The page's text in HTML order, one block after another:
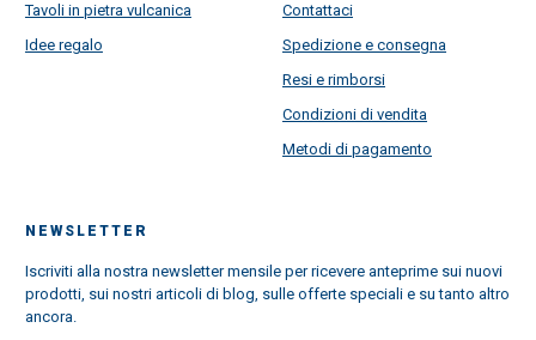
Tavoli in pietra vulcanica
Idee regalo
Contattaci
Spedizione e consegna
Resi e rimborsi
Condizioni di vendita
Metodi di pagamento
NEWSLETTER
Iscriviti alla nostra newsletter mensile per ricevere anteprime sui nuovi
prodotti, sui nostri articoli di blog, sulle offerte speciali e su tanto altro
ancora.